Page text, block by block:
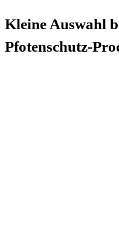
Kleine Auswahl
Pfotenschutz-